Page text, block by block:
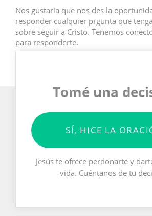
Nos gustaría que nos des la
responder cualquier prgunta que
sobre seguir a Cristo. Tenemos
para responderte.
Tomé una
SÍ, HICE LA
Jesús te ofrece perdonarte y
vida. Cuéntanos de tu